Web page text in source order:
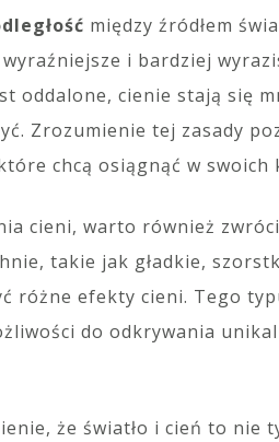
między źródłem
i bardziej
oddalone, cienie stają się
Zrozumienie tej zasady
chcą osiągnąć w swoich
cieni, warto również
takie jak gładkie,
różne efekty cieni. Tego
do odkrywania
że światło i cień to nie